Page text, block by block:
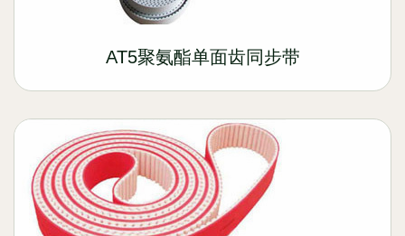
AT5聚氨酯单面齿同步带